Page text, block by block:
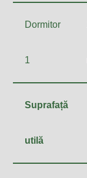
Dormitor
1
Suprafață
utilă